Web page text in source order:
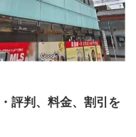
評判、料金、割引を